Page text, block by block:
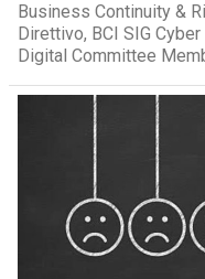
Business Continuity &
Direttivo, BCI SIG
Digital Committee